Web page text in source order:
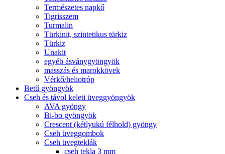
Természetes napkő
Tigrisszem
Turmalin
Türkinit, szintetikus türkiz
Türkiz
Unakit
egyéb ásványgyöngyök
masszás és marokkövek
Vérkő/heliotróp
Betű gyöngyök
Cseh és távol keleti üveggyöngyök
AVA gyöngy
Bi-bo gyöngyök
Crescent (kétlyukú félhold) gyöngy
Cseh üveggombok
Cseh üvegteklák
cseh tekla 3 mm